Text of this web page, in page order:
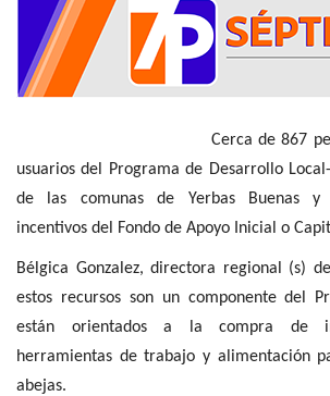
Cerca de 867 pequeños
usuarios del Programa de Desarrollo
de las comunas de Yerbas Buenas y
incentivos del Fondo de Apoyo Inicial o
Bélgica Gonzalez, directora regional (s)
estos recursos son un componente del
están orientados a la compra de
herramientas de trabajo y alimentación
abejas.